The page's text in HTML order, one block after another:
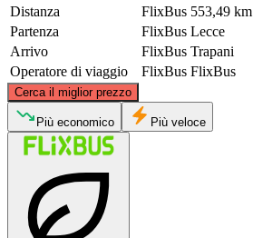
Distanza
FlixBus 553,49 km
Partenza
FlixBus Lecce
Arrivo
FlixBus Trapani
Operatore di viaggio
FlixBus FlixBus
Cerca il miglior prezzo
©CARTO
Più economico Più veloce